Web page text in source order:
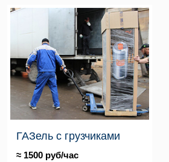
ГАЗель с грузчиками
≈ 1500 руб/час